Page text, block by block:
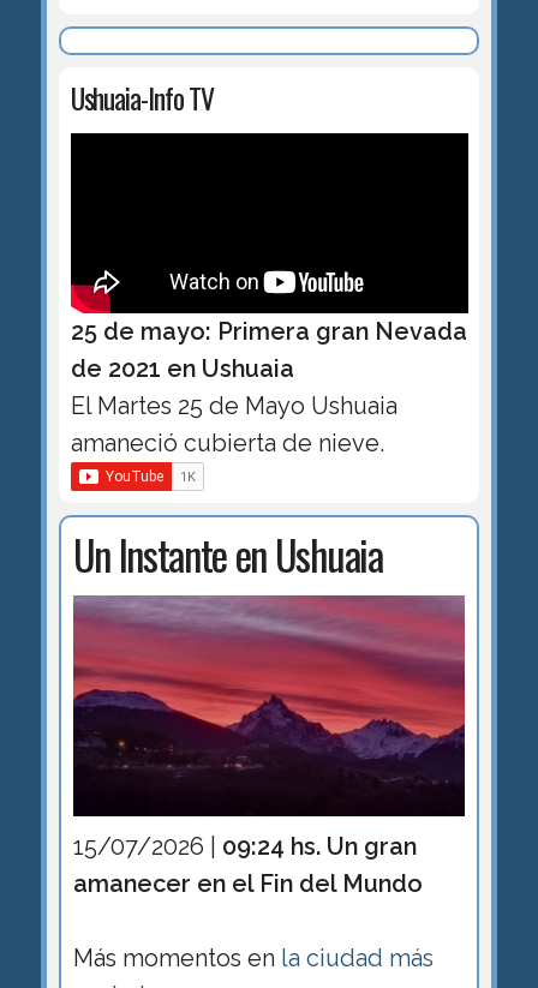
Ushuaia-Info TV
25 de mayo: Primera gran Nevada
de 2021 en Ushuaia
El Martes 25 de Mayo Ushuaia
amaneció cubierta de nieve.
Un Instante en Ushuaia
15/07/2026 | 09:24 hs. Un gran
amanecer en el Fin del Mundo
Más momentos en la ciudad más